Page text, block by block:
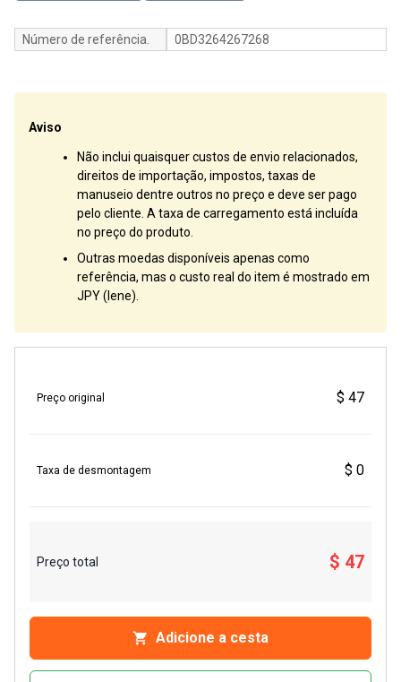
Número de referência. 0BD3264267268
Aviso
Não inclui quaisquer custos de envio relacionados,
direitos de importação, impostos, taxas de
manuseio dentre outros no preço e deve ser pago
pelo cliente. A taxa de carregamento está incluída
no preço do produto.
Outras moedas disponíveis apenas como
referência, mas o custo real do item é mostrado em
JPY (Iene).
Preço original $ 47
Taxa de desmontagem $ 0
Preço total $ 47
Adicione a cesta